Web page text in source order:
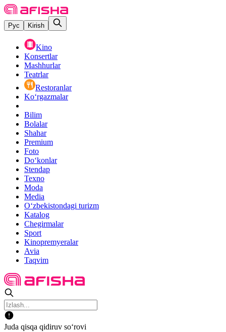
Рус Kirish
Kino
Konsertlar
Mashhurlar
Teatrlar
Restoranlar
Ko‘rgazmalar
Bilim
Bolalar
Shahar
Premium
Foto
Do‘konlar
Stendap
Texno
Moda
Media
O‘zbekistondagi turizm
Katalog
Chegirmalar
Sport
Kinopremyeralar
Avia
Taqvim
Juda qisqa qidiruv so‘rovi